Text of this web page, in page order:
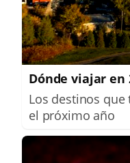
Dónde viajar en
Los destinos
el próximo año